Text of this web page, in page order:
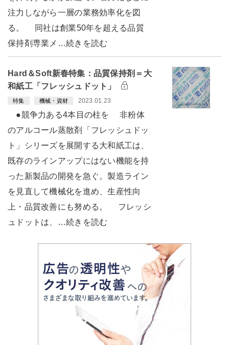
注力しながら一層の業務効率化を図
る。 同社は創業50年を超える品質
保持剤専業メ…続きを読む
Hard＆Soft新春特集：品質保持剤＝大
和紙工「フレッシュドット」
特集 機械・資材 2023.01.23
●競争力ある4本目の柱を 非粉体
のアルコール蒸散剤「フレッシュドッ
ト」シリーズを展開する大和紙工は、
既存のラインアップにはない機能を持
った新製品の開発を急ぐ。製造ライン
を見直して機械化を進め、生産性向
上・品質改善にも努める。 フレッシ
ュドットは、…続きを読む